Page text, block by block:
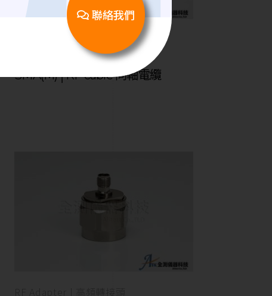
RF Cable | 同軸電纜
ATK-RG316DS SMA(M) to
SMA(M)│RF cable 同軸電纜
聯絡我們